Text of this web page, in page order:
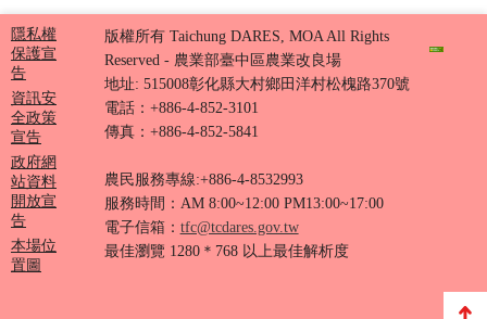
隱私權
保護宣
告
資訊安
全政策
宣告
政府網
站資料
開放宣
告
本場位
置圖
版權所有 Taichung DARES, MOA All Rights
Reserved - 農業部臺中區農業改良場
地址: 515008彰化縣大村鄉田洋村松槐路370號
電話：+886-4-852-3101
傳真：+886-4-852-5841
農民服務專線:+886-4-8532993
服務時間：AM 8:00~12:00 PM13:00~17:00
電子信箱： tfc@tcdares.gov.tw
最佳瀏覽 1280＊768 以上最佳解析度